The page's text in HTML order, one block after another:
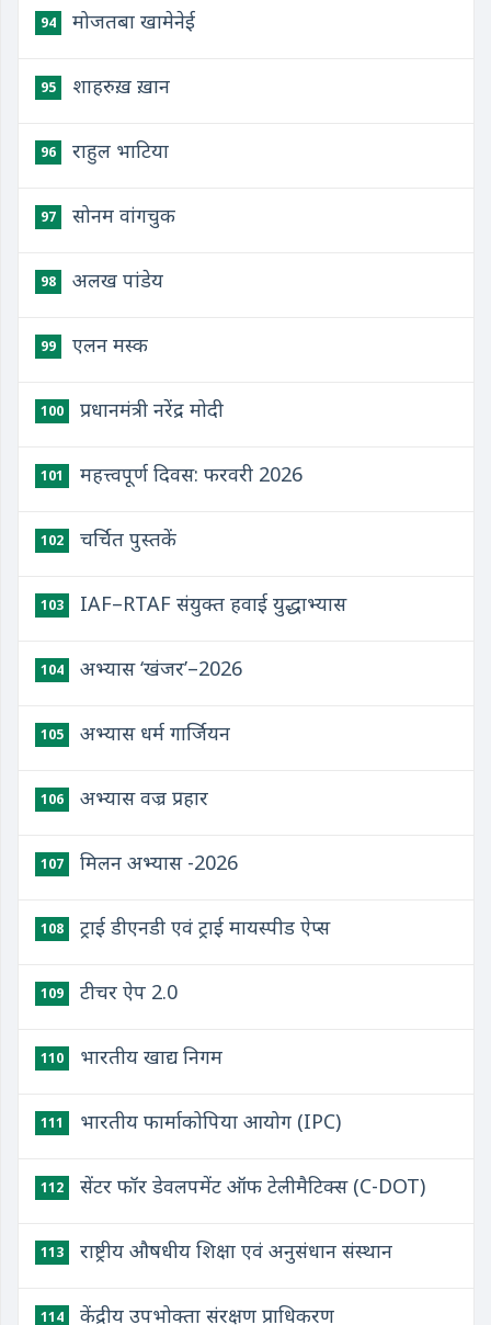
94 मोजतबा खामेनेई
95 शाहरुख़ ख़ान
96 राहुल भाटिया
97 सोनम वांगचुक
98 अलख पांडेय
99 एलन मस्क
100 प्रधानमंत्री नरेंद्र मोदी
101 महत्त्वपूर्ण दिवस: फरवरी 2026
102 चर्चित पुस्तकें
103 IAF–RTAF संयुक्त हवाई युद्धाभ्यास
104 अभ्यास ‘खंजर’–2026
105 अभ्यास धर्म गार्जियन
106 अभ्यास वज्र प्रहार
107 मिलन अभ्यास -2026
108 ट्राई डीएनडी एवं ट्राई मायस्पीड ऐप्स
109 टीचर ऐप 2.0
110 भारतीय खाद्य निगम
111 भारतीय फार्माकोपिया आयोग (IPC)
112 सेंटर फॉर डेवलपमेंट ऑफ टेलीमैटिक्स (C-DOT)
113 राष्ट्रीय औषधीय शिक्षा एवं अनुसंधान संस्थान
114 केंद्रीय उपभोक्ता संरक्षण प्राधिकरण